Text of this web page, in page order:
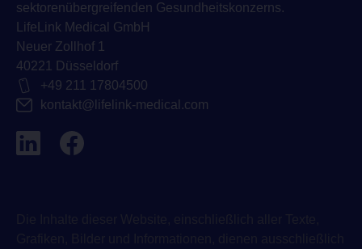
sektorenübergreifenden Gesundheitskonzerns.
LifeLink Medical GmbH
Neuer Zollhof 1
40221 Düsseldorf
+49 211 17804500
kontakt@lifelink-medical.com